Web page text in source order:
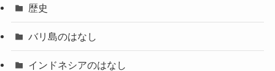
歴史
バリ島のはなし
インドネシアのはなし